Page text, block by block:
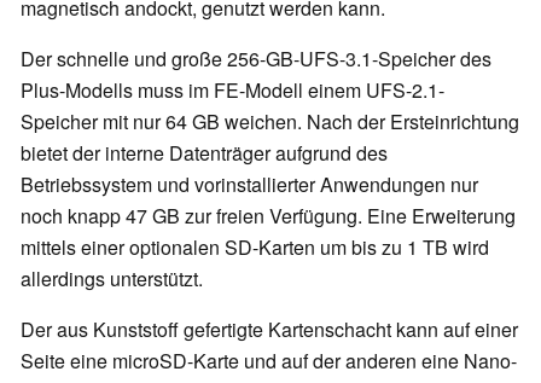
magnetisch andockt, genutzt werden kann.
Der schnelle und große 256-GB-UFS-3.1-Speicher des
Plus-Modells muss im FE-Modell einem UFS-2.1-
Speicher mit nur 64 GB weichen. Nach der Ersteinrichtung
bietet der interne Datenträger aufgrund des
Betriebssystem und vorinstallierter Anwendungen nur
noch knapp 47 GB zur freien Verfügung. Eine Erweiterung
mittels einer optionalen SD-Karten um bis zu 1 TB wird
allerdings unterstützt.
Der aus Kunststoff gefertigte Kartenschacht kann auf einer
Seite eine microSD-Karte und auf der anderen eine Nano-